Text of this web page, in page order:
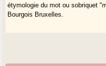
étymologie du mot ou sobriquet
Bourgois Bruxelles.